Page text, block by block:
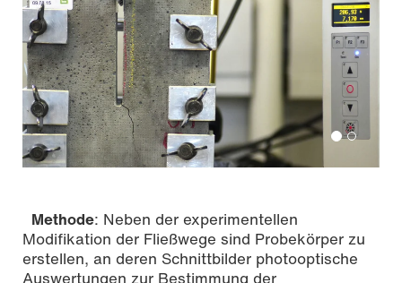
Methode: Neben der experimentellen
Modiﬁkation der Fließwege sind Probekörper zu
erstellen, an deren Schnittbilder photooptische
Auswertungen zur Bestimmung der